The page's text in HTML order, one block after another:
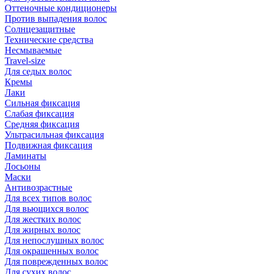
Оттеночные кондиционеры
Против выпадения волос
Солнцезащитные
Технические средства
Несмываемые
Travel-size
Для седых волос
Кремы
Лаки
Сильная фиксация
Слабая фиксация
Средняя фиксация
Ультрасильная фиксация
Подвижная фиксация
Ламинаты
Лосьоны
Маски
Антивозрастные
Для всех типов волос
Для вьющихся волос
Для жестких волос
Для жирных волос
Для непослушных волос
Для окрашенных волос
Для поврежденных волос
Для сухих волос